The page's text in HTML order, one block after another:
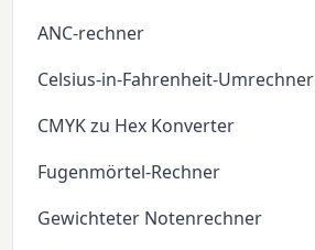
ANC-rechner
Celsius-in-Fahrenheit-Umrechner
CMYK zu Hex Konverter
Fugenmörtel-Rechner
Gewichteter Notenrechner